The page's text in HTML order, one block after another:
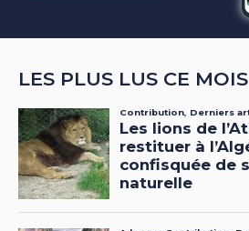
LES PLUS LUS CE MOIS